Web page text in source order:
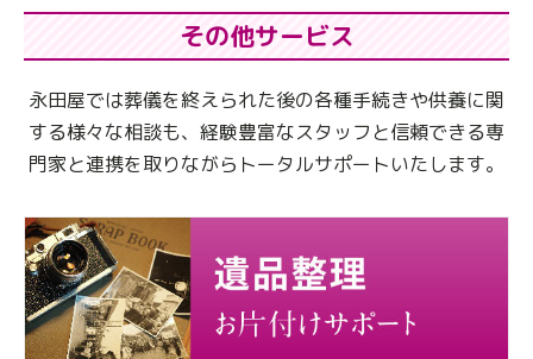
その他サービス
永田屋では葬儀を終えられた後の各種手続きや供養に関
する様々な相談も、 経験豊富なスタッフと信頼できる専
門家と連携を取りながらトータルサポートいたします。